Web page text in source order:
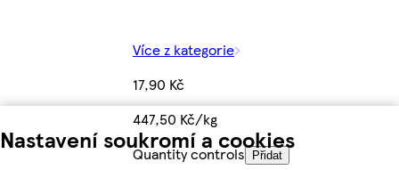
Nastavení soukromí a cookies
Více z kategorie
17,90 Kč
447,50 Kč/kg
Quantity controls
Přidat